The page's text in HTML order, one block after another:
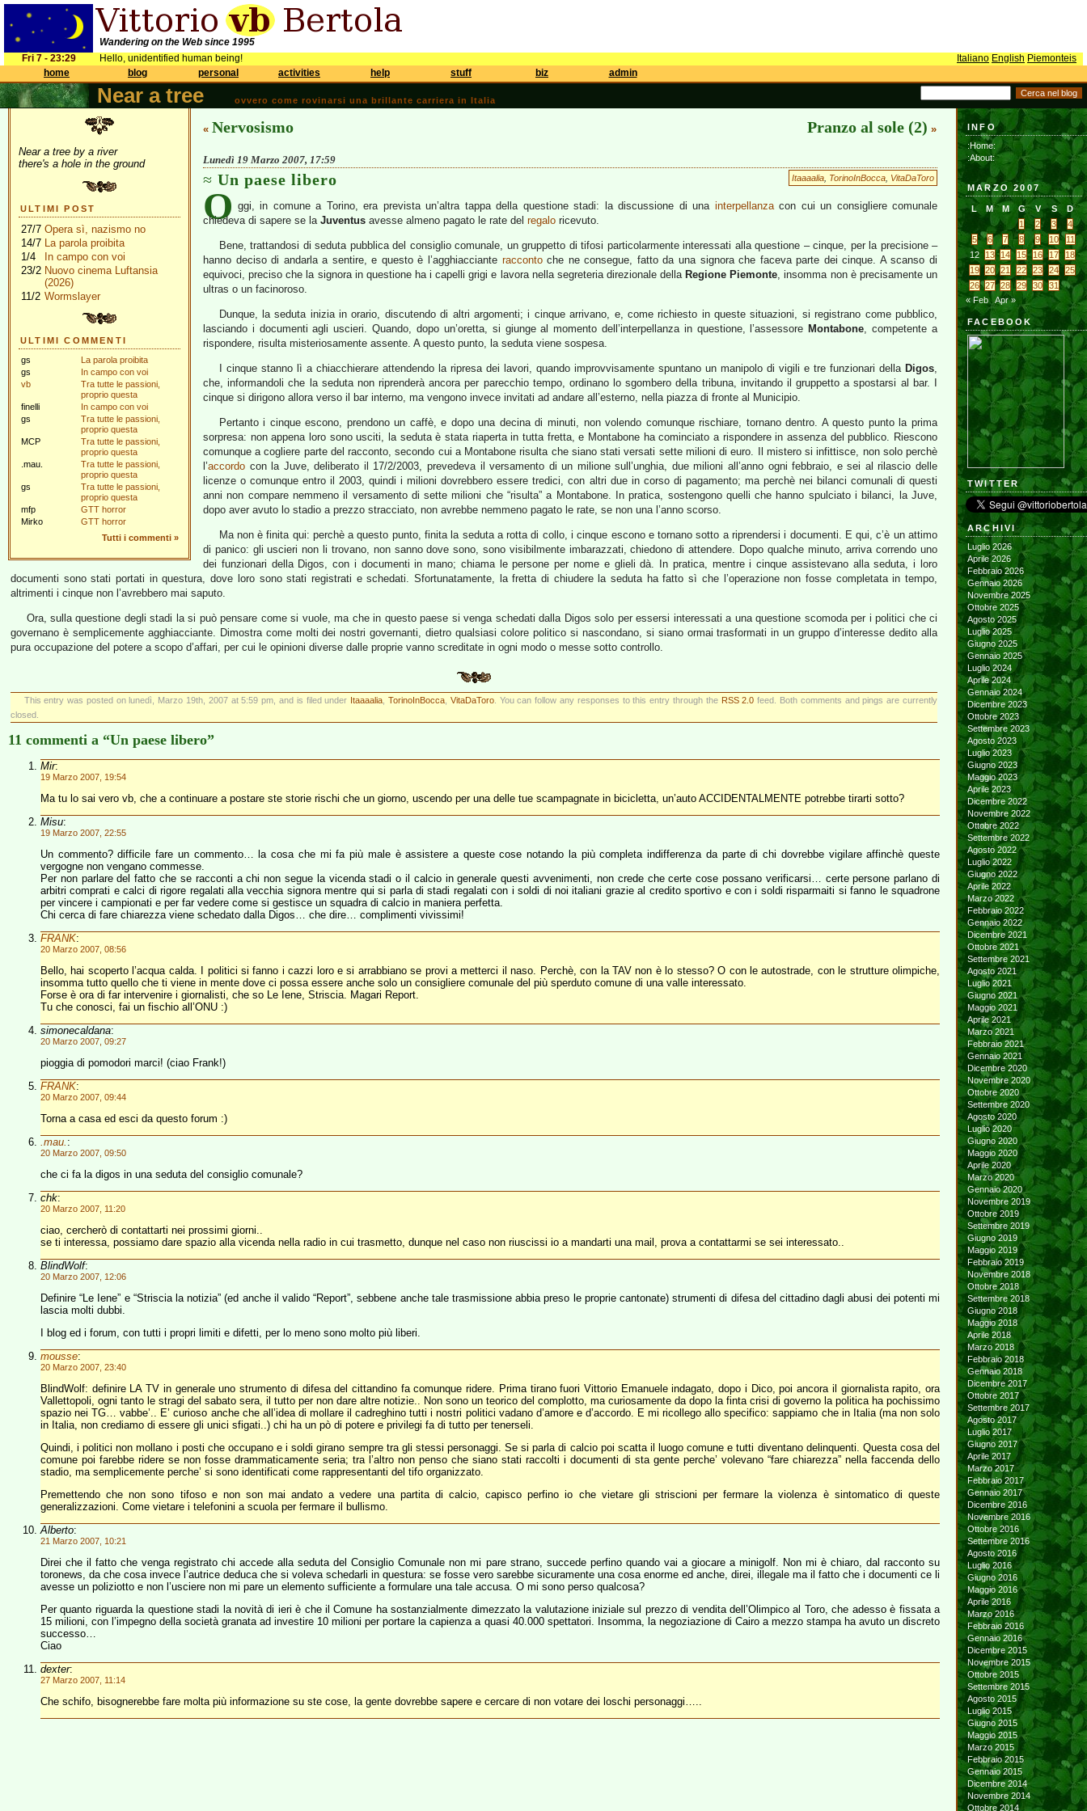
Wandering on the Web since 1995
Fri 7 - 23:29
Hello, unidentified human being! Italiano English Piemonteis
home
blog personal activities help stuff biz admin
Near a tree ovvero come rovinarsi una brillante carriera in Italia
Near a tree by a river
there's a hole in the ground
ULTIMI POST
27/7 Opera sì, nazismo no
14/7 La parola proibita
1/4
In campo con voi
23/2 Nuovo cinema Luftansia
(2026)
11/2 Wormslayer
ULTIMI COMMENTI
gs
La parola proibita
gs
In campo con voi
vb
Tra tutte le passioni,
proprio questa
finelli
In campo con voi
gs
Tra tutte le passioni,
proprio questa
MCP
Tra tutte le passioni,
proprio questa
.mau.
Tra tutte le passioni,
proprio questa
gs
Tra tutte le passioni,
proprio questa
mfp
GTT horror
Mirko
GTT horror
Tutti i commenti »
« Nervosismo Pranzo al sole (2) »
Lunedì 19 Marzo 2007, 17:59
Itaaaalia TorinoInBocca VitaDaToro
Un paese libero
O ggi, in comune a Torino, era prevista un’altra tappa della questione stadi: la discussione di una interpellanzacon cui un consigliere comunale
chiedeva di sapere se la Juventus avesse almeno pagato le rate del regalo ricevuto.
Bene, trattandosi di seduta pubblica del consiglio comunale, un gruppetto di tifosi particolarmente interessati alla questione – cinque, per la precisione –
hanno deciso di andarla a sentire, e questo è l’agghiacciante raccontoche ne consegue, fatto da una signora che faceva parte dei cinque. A scanso di
equivoci, preciso che la signora in questione ha i capelli grigi e lavora nella segreteria direzionale della Regione Piemonte, insomma non è precisamente un
ultras o un facinoroso.
Dunque, la seduta inizia in orario, discutendo di altri argomenti; i cinque arrivano, e, come richiesto in queste situazioni, si registrano come pubblico,
lasciando i documenti agli uscieri. Quando, dopo un’oretta, si giunge al momento dell’interpellanza in questione, l’assessore Montabone, competente a
rispondere, risulta misteriosamente assente. A questo punto, la seduta viene sospesa.
I cinque stanno lì a chiacchierare attendendo la ripresa dei lavori, quando improvvisamente spuntano un manipolo di vigili e tre funzionari della Digos,
che, informandoli che la seduta non riprenderà ancora per parecchio tempo, ordinano lo sgombero della tribuna, invitando il gruppetto a spostarsi al bar. I
cinque si dirigono allora verso il bar interno, ma vengono invece invitati ad andare all’esterno, nella piazza di fronte al Municipio.
Pertanto i cinque escono, prendono un caffè, e dopo una decina di minuti, non volendo comunque rischiare, tornano dentro. A questo punto la prima
sorpresa: non appena loro sono usciti, la seduta è stata riaperta in tutta fretta, e Montabone ha cominciato a rispondere in assenza del pubblico. Riescono
comunque a cogliere parte del racconto, secondo cui a Montabone risulta che siano stati versati sette milioni di euro. Il mistero si infittisce, non solo perchè
l’accordo con la Juve, deliberato il 17/2/2003, prevedeva il versamento di un milione sull’unghia, due milioni all’anno ogni febbraio, e sei al rilascio delle
licenze o comunque entro il 2003, quindi i milioni dovrebbero essere tredici, con altri due in corso di pagamento; ma perchè nei bilanci comunali di questi
anni non compare nemmeno il versamento di sette milioni che “risulta” a Montabone. In pratica, sostengono quelli che hanno spulciato i bilanci, la Juve,
dopo aver avuto lo stadio a prezzo stracciato, non avrebbe nemmeno pagato le rate, se non una l’anno scorso.
Ma non è finita qui: perchè a questo punto, finita la seduta a rotta di collo, i cinque escono e tornano sotto a riprendersi i documenti. E qui, c’è un attimo
di panico: gli uscieri non li trovano, non sanno dove sono, sono visibilmente imbarazzati, chiedono di attendere. Dopo qualche minuto, arriva correndo uno
dei funzionari della Digos, con i documenti in mano; chiama le persone per nome e glieli dà. In pratica, mentre i cinque assistevano alla seduta, i loro
documenti sono stati portati in questura, dove loro sono stati registrati e schedati. Sfortunatamente, la fretta di chiudere la seduta ha fatto sì che l’operazione non fosse completata in tempo,
altrimenti i cinque non l’avrebbero mai saputo.
Ora, sulla questione degli stadi la si può pensare come si vuole, ma che in questo paese si venga schedati dalla Digos solo per essersi interessati a una questione scomoda per i politici che ci
governano è semplicemente agghiacciante. Dimostra come molti dei nostri governanti, dietro qualsiasi colore politico si nascondano, si siano ormai trasformati in un gruppo d’interesse dedito alla
pura occupazione del potere a scopo d’affari, per cui le opinioni diverse dalle proprie vanno screditate in ogni modo o messe sotto controllo.
This entry was posted on lunedì, Marzo 19th, 2007 at 5:59 pm, and is filed under Itaaaalia ,TorinoInBocca VitaDaToro. You can follow any responses to this entry through the RSS 2.0 feed. Both comments and pings are currently
closed.
11 commenti a “Un paese libero”
Mir:
19 Marzo 2007, 19:54
Ma tu lo sai vero vb, che a continuare a postare ste storie rischi che un giorno, uscendo per una delle tue scampagnate in bicicletta, un’auto ACCIDENTALMENTE potrebbe tirarti sotto?
Misu:
19 Marzo 2007, 22:55
Un commento? difficile fare un commento… la cosa che mi fa più male è assistere a queste cose notando la più completa indifferenza da parte di chi dovrebbe vigilare affinchè queste
vergogne non vengano commesse.
Per non parlare del fatto che se racconti a chi non segue la vicenda stadi o il calcio in generale questi avvenimenti, non crede che certe cose possano verificarsi… certe persone parlano di
arbitri comprati e calci di rigore regalati alla vecchia signora mentre qui si parla di stadi regalati con i soldi di noi italiani grazie al credito sportivo e con i soldi risparmaiti si fanno le squadrone
per vincere i campionati e per far vedere come si gestisce un squadra di calcio in maniera perfetta.
Chi cerca di fare chiarezza viene schedato dalla Digos… che dire… complimenti vivissimi!
FRANK:
20 Marzo 2007, 08:56
Bello, hai scoperto l’acqua calda. I politici si fanno i cazzi loro e si arrabbiano se provi a metterci il naso. Perchè, con la TAV non è lo stesso? O con le autostrade, con le strutture olimpiche,
insomma tutto quello che ti viene in mente dove ci possa essere anche solo un consigliere comunale del più sperduto comune di una valle interessato.
Forse è ora di far intervenire i giornalisti, che so Le Iene, Striscia. Magari Report.
Tu che conosci, fai un fischio all’ONU :)
simonecaldana:
20 Marzo 2007, 09:27
pioggia di pomodori marci! (ciao Frank!)
FRANK:
20 Marzo 2007, 09:44
Torna a casa ed esci da questo forum :)
.mau. :
20 Marzo 2007, 09:50
che ci fa la digos in una seduta del consiglio comunale?
chk:
20 Marzo 2007, 11:20
ciao, cercherò di contattarti nei prossimi giorni..
se ti interessa, possiamo dare spazio alla vicenda nella radio in cui trasmetto, dunque nel caso non riuscissi io a mandarti una mail, prova a contattarmi se sei interessato..
BlindWolf:
20 Marzo 2007, 12:06
Definire “Le Iene” e “Striscia la notizia” (ed anche il valido “Report”, sebbene anche tale trasmissione abbia preso le proprie cantonate) strumenti di difesa del cittadino dagli abusi dei potenti mi
lascia molti dubbi.
I blog ed i forum, con tutti i propri limiti e difetti, per lo meno sono molto più liberi.
mousse:
20 Marzo 2007, 23:40
BlindWolf: definire LA TV in generale uno strumento di difesa del cittandino fa comunque ridere. Prima tirano fuori Vittorio Emanuele indagato, dopo i Dico, poi ancora il giornalista rapito, ora
Vallettopoli, ogni tanto le stragi del sabato sera, il tutto per non dare altre notizie.. Non sono un teorico del complotto, ma curiosamente da dopo la finta crisi di governo la politica ha pochissimo
spazio nei TG… vabbe’.. E’ curioso anche che all’idea di mollare il cadreghino tutti i nostri politici vadano d’amore e d’accordo. E mi ricollego allo specifico: sappiamo che in Italia (ma non solo
in Italia, non crediamo di essere gli unici sfigati..) chi ha un pò di potere e privilegi fa di tutto per tenerseli.
Quindi, i politici non mollano i posti che occupano e i soldi girano sempre tra gli stessi personaggi. Se si parla di calcio poi scatta il luogo comune e tutti diventano delinquenti. Questa cosa del
comune poi farebbe ridere se non fosse drammaticamente seria; tra l’altro non penso che siano stati raccolti i documenti di sta gente perche’ volevano “fare chiarezza” nella faccenda dello
stadio, ma semplicemente perche’ si sono identificati come rappresentanti del tifo organizzato.
Premettendo che non sono tifoso e non son mai andato a vedere una partita di calcio, capisco perfino io che vietare gli striscioni per fermare la violenza è sintomatico di queste
generalizzazioni. Come vietare i telefonini a scuola per fermare il bullismo.
Alberto:
21 Marzo 2007, 10:21
Direi che il fatto che venga registrato chi accede alla seduta del Consiglio Comunale non mi pare strano, succede perfino quando vai a giocare a minigolf. Non mi è chiaro, dal racconto su
toronews, da che cosa invece l’autrice deduca che si voleva schedarli in questura: se fosse vero sarebbe sicuramente una cosa enorme ed anche, direi, illegale ma il fatto che i documenti ce li
avesse un poliziotto e non l’usciere non mi pare un elemento sufficiente a formulare una tale accusa. O mi sono perso qualcosa?
Per quanto riguarda la questione stadi la novità di ieri è che il Comune ha sostanzialmente dimezzato la valutazione iniziale sul prezzo di vendita dell’Olimpico al Toro, che adesso è fissata a
15 milioni, con l’impegno della società granata ad investire 10 milioni per portare la capienza a quasi 40.000 spettatori. Insomma, la negoziazione di Cairo a mezzo stampa ha avuto un discreto
successo…
Ciao
dexter:
27 Marzo 2007, 11:14
Che schifo, bisognerebbe fare molta più informazione su ste cose, la gente dovrebbe sapere e cercare di non votare dei loschi personaggi…..
INFO
:Home:
:About:
MARZO 2007
L M M G V S
D
1
2 3
4
5
6 7 8 9 10
11
12
13 14 15 16 17
18
19
20 21 22 23 24
25
26
27 28 29 30
31
« Feb
Apr »
FACEBOOK
TWITTER
ARCHIVI
Luglio 2026
Aprile 2026
Febbraio 2026
Gennaio 2026
Novembre 2025
Ottobre 2025
Agosto 2025
Luglio 2025
Giugno 2025
Gennaio 2025
Luglio 2024
Aprile 2024
Gennaio 2024
Dicembre 2023
Ottobre 2023
Settembre 2023
Agosto 2023
Luglio 2023
Giugno 2023
Maggio 2023
Aprile 2023
Dicembre 2022
Novembre 2022
Ottobre 2022
Settembre 2022
Agosto 2022
Luglio 2022
Giugno 2022
Aprile 2022
Marzo 2022
Febbraio 2022
Gennaio 2022
Dicembre 2021
Ottobre 2021
Settembre 2021
Agosto 2021
Luglio 2021
Giugno 2021
Maggio 2021
Aprile 2021
Marzo 2021
Febbraio 2021
Gennaio 2021
Dicembre 2020
Novembre 2020
Ottobre 2020
Settembre 2020
Agosto 2020
Luglio 2020
Giugno 2020
Maggio 2020
Aprile 2020
Marzo 2020
Gennaio 2020
Novembre 2019
Ottobre 2019
Settembre 2019
Giugno 2019
Maggio 2019
Febbraio 2019
Novembre 2018
Ottobre 2018
Settembre 2018
Giugno 2018
Maggio 2018
Aprile 2018
Marzo 2018
Febbraio 2018
Gennaio 2018
Dicembre 2017
Ottobre 2017
Settembre 2017
Agosto 2017
Luglio 2017
Giugno 2017
Aprile 2017
Marzo 2017
Febbraio 2017
Gennaio 2017
Dicembre 2016
Novembre 2016
Ottobre 2016
Settembre 2016
Agosto 2016
Luglio 2016
Giugno 2016
Maggio 2016
Aprile 2016
Marzo 2016
Febbraio 2016
Gennaio 2016
Dicembre 2015
Novembre 2015
Ottobre 2015
Settembre 2015
Agosto 2015
Luglio 2015
Giugno 2015
Maggio 2015
Marzo 2015
Febbraio 2015
Gennaio 2015
Dicembre 2014
Novembre 2014
Ottobre 2014